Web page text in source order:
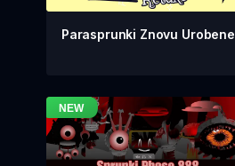
Parasprunki Znovu Urobene